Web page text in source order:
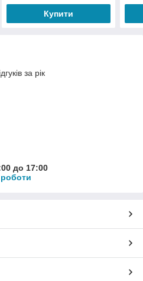
Купити
за рік
до 17:00